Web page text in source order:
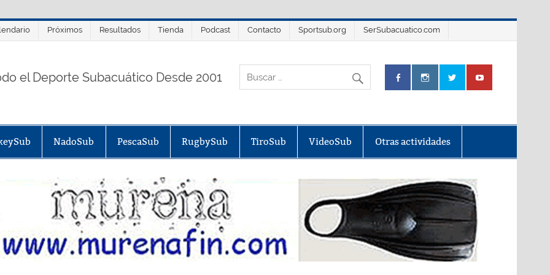
Próximos Resultados Tienda Podcast Contacto Sportsub.org SerSubacuatico.com
el Deporte Subacuático Desde 2001
NadoSub PescaSub RugbySub TiroSub VideoSub Otras actividades